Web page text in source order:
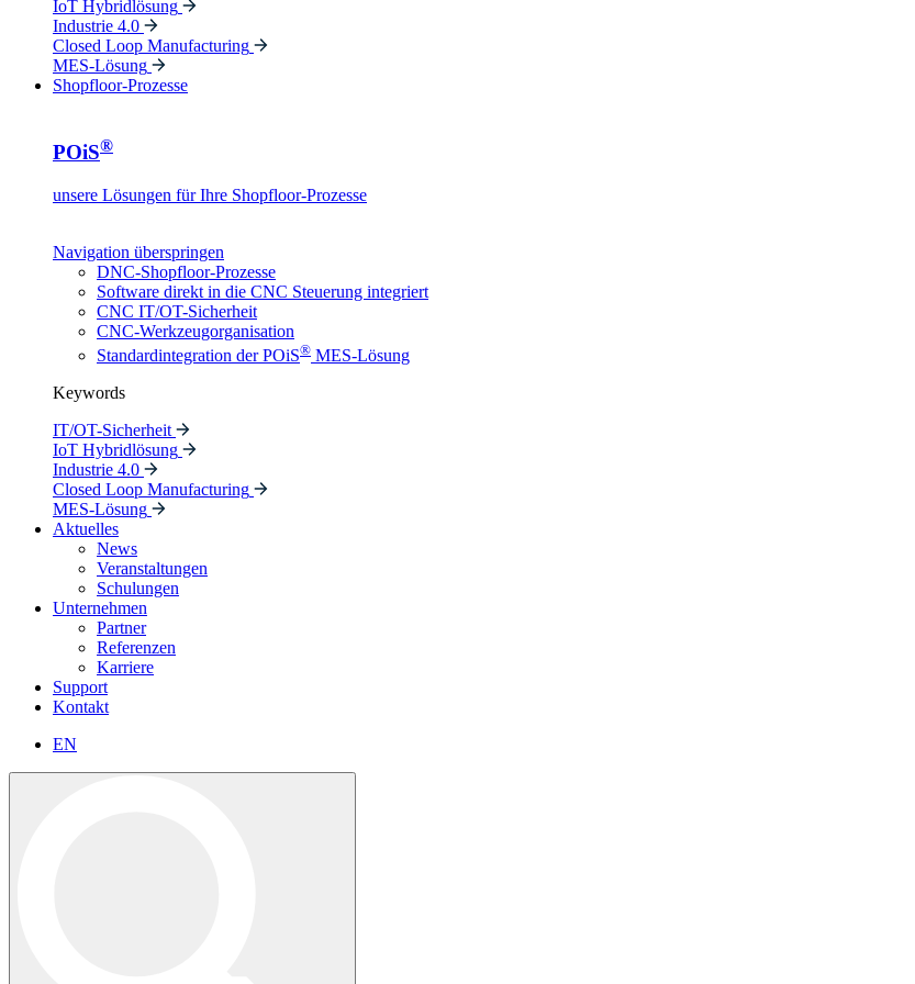
IoT Hybridlösung
Industrie 4.0
Closed Loop Manufacturing
MES-Lösung
Shopfloor-Prozesse
POiS®
unsere Lösungen für Ihre Shopfloor-Prozesse
Navigation überspringen
DNC-Shopfloor-Prozesse
Software direkt in die CNC Steuerung integriert
CNC IT/OT-Sicherheit
CNC-Werkzeugorganisation
Standardintegration der POiS® MES-Lösung
Keywords
IT/OT-Sicherheit
IoT Hybridlösung
Industrie 4.0
Closed Loop Manufacturing
MES-Lösung
Aktuelles
News
Veranstaltungen
Schulungen
Unternehmen
Partner
Referenzen
Karriere
Support
Kontakt
EN